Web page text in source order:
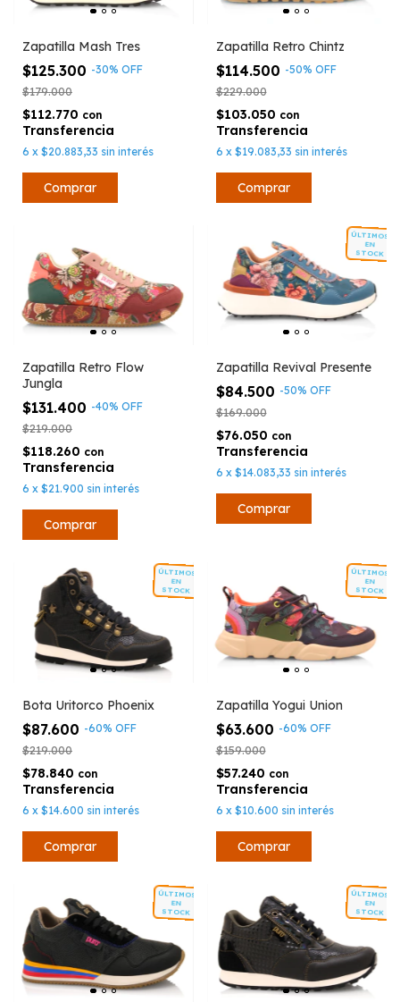
Zapatilla Mash Tres
$125.300 -30% OFF
$179.000
$112.770 con
6 x $20.883,33 sin interés
Comprar
Zapatilla Retro Chintz
$114.500 -50% OFF
$229.000
$103.050 con
6 x $19.083,33 sin interés
Comprar
Zapatilla Retro Flow
Jungla
$131.400 -40% OFF
$219.000
$118.260 con
6 x $21.900 sin interés
Comprar
ÚLTIMOS
EN
STOCK
Zapatilla Revival Presente
$84.500 -50% OFF
$169.000
$76.050 con
6 x $14.083,33 sin interés
Comprar
ÚLTIMOS
EN
STOCK
Bota Uritorco Phoenix
$87.600 -60% OFF
$219.000
$78.840 con
6 x $14.600 sin interés
Comprar
ÚLTIMOS
EN
STOCK
Zapatilla Yogui Union
$63.600 -60% OFF
$159.000
$57.240 con
6 x $10.600 sin interés
Comprar
ÚLTIMOS
EN
STOCK
ÚLTIMOS
EN
STOCK